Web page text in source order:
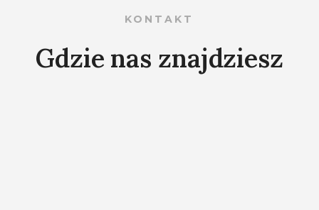
KONTAKT
Gdzie nas znajdziesz